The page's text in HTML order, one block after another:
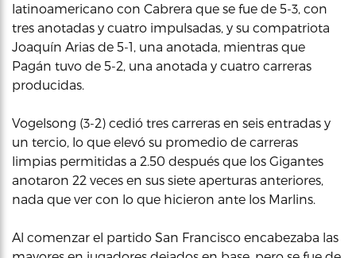
latinoamericano con Cabrera que se fue de 5-3, con
tres anotadas y cuatro impulsadas, y su compatriota
Joaquín Arias de 5-1, una anotada, mientras que
Pagán tuvo de 5-2, una anotada y cuatro carreras
producidas.
Vogelsong (3-2) cedió tres carreras en seis entradas y
un tercio, lo que elevó su promedio de carreras
limpias permitidas a 2.50 después que los Gigantes
anotaron 22 veces en sus siete aperturas anteriores,
nada que ver con lo que hicieron ante los Marlins.
Al comenzar el partido San Francisco encabezaba las